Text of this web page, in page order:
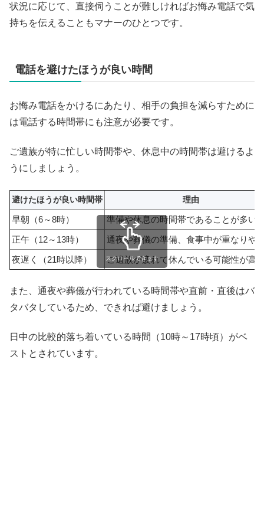
状況に応じて、直接伺うことが難しければお悔み電話で気
持ちを伝えることもマナーのひとつです。
電話を避けたほうが良い時間
お悔み電話をかけるにあたり、相手の負担を減らすために
は電話する時間帯にも注意が必要です。
ご遺族が特に忙しい時間帯や、休息中の時間帯は避けるよ
うにしましょう。
避けたほうが良い時間帯 理由
早朝（6～8時）
準備や休息の時間帯であることが多い
正午（12～13時）
通夜や葬儀の準備、食事中が重なりや
夜遅く（21時以降）
ご遺族が疲れて休んでいる可能性が高
スクロールできます
また、通夜や葬儀が行われている時間帯や直前・直後はバ
タバタしているため、できれば避けましょう。
日中の比較的落ち着いている時間（10時～17時頃）がベ
ストとされています。